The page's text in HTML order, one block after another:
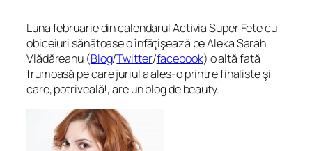
Luna februarie din calendarul Activia Super Fete cu
obiceiuri sănătoase o înfăţişează pe Aleka Sarah
Vlădăreanu (Blog/Twitter/facebook) o altă fată
frumoasă pe care juriul a ales-o printre finaliste şi
care, potriveală!, are un blog de beauty.